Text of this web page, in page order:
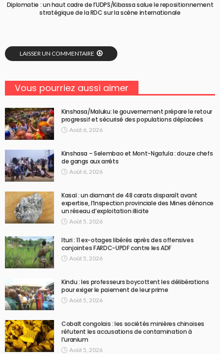
Diplomatie : un haut cadre de l’UDPS/Kibassa salue le repositionnement
stratégique de la RDC sur la scène internationale
LAISSER UN COMMENTAIRE
Vous pourriez aussi aimer
Kinshasa/Maluku: le gouvernement prépare le retour
progressif et sécurisé des populations déplacées
Août 6, 2026
Kinshasa – Selembao et Mont-Ngafula : douze chefs
de gangs aux arrêts
Août 6, 2026
Kasaï : un diamant de 48 carats disparaît avant
expertise, l’Inspection provinciale des Mines dénonce
un réseau d’exploitation illicite
Août 5, 2026
Ituri : 11 ex-otages libérés après des offensives
conjointes FARDC-UPDF contre les ADF
Août 5, 2026
Kindu : les professeurs boycottent les délibérations
pour exiger le paiement de leur prime
Août 5, 2026
Cobalt congolais : les sociétés minières chinoises
réfutent les accusations de contamination à
l’uranium
Août 5, 2026